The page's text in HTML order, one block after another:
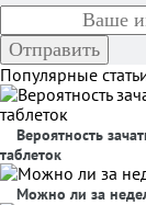
Популярные
Вероятность
таблеток
Можно ли за